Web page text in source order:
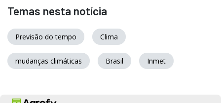
Temas nesta notícia
Previsão do tempo Clima
mudanças climáticas Brasil Inmet